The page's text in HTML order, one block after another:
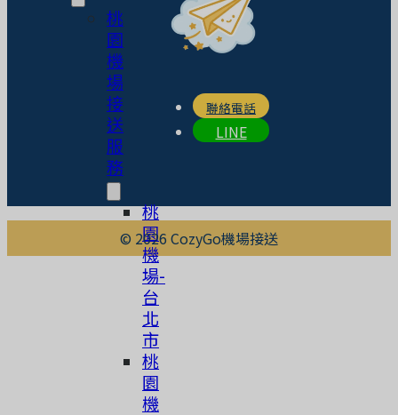
桃
園
機
場
接
送
服
務
桃
園
機
場-
台
北
市
桃
園
機
聯絡電話
LINE
© 2026 CozyGo機場接送